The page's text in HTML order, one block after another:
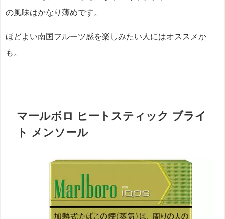
の風味はかなり薄めです。
ほどよい南国フルーツ感を楽しみたい人にはオススメか
も。
マールボロ ヒートスティック ブライ
ト メンソール